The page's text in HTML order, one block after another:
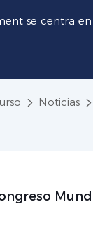
se centra
Noticias